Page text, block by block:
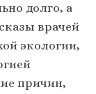
долго, а
врачей
экологии,
причин,